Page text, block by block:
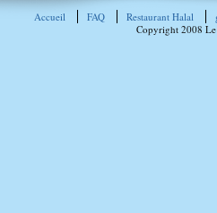
Accueil FAQ Restaurant Halal
Copyright 2008